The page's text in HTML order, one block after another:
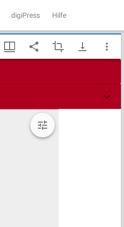
digiPress Hilfe